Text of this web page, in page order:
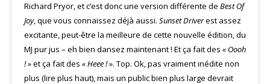
Richard Pryor, et c’est donc une version différente de Best Of
Joy, que vous connaissez déjà aussi. Sunset Driverest assez
excitante, peut-être la meilleure de cette nouvelle édition, du
MJ pur jus – eh bien dansez maintenant ! Et ça fait des « Oooh
! »et ça fait des « Heee ! ». Top. Ok, pas vraiment inédite non
plus (lire plus haut), mais un public bien plus large devrait